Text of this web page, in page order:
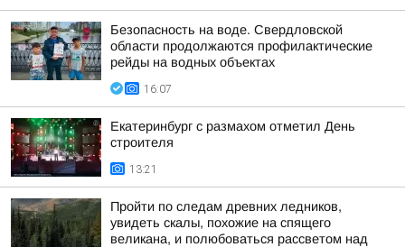
Безопасность на воде. Свердловской
области продолжаются профилактические
рейды на водных объектах
16:07
Екатеринбург с размахом отметил День
строителя
13:21
Пройти по следам древних ледников,
увидеть скалы, похожие на спящего
великана, и полюбоваться рассветом над